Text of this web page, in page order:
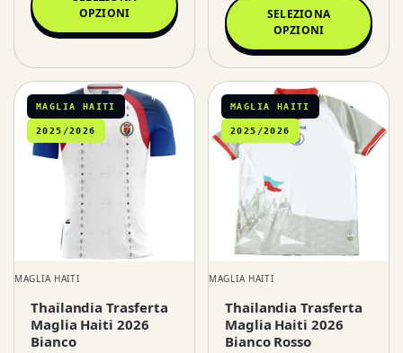
OPZIONI
SELEZIONA
OPZIONI
MAGLIA HAITI
2025/2026
MAGLIA HAITI
Thailandia Trasferta
Maglia Haiti 2026
Bianco
MAGLIA HAITI
2025/2026
MAGLIA HAITI
Thailandia Trasferta
Maglia Haiti 2026
Bianco Rosso